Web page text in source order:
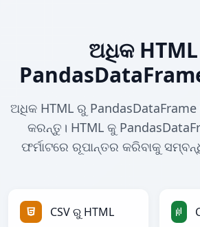
ଅଧିକ
ଅଧିକ HTML ରୁ
କରନ୍ତୁ। HTML କୁ
ଫର୍ମାଟରେ ରୂପାନ୍ତର କରିବାକୁ
CSV ରୁ HTML